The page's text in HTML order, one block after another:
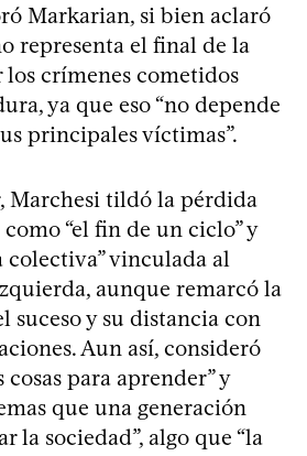
Markarian, si bien aclaró
representa el final de la
crímenes cometidos
ya que eso “no depende
principales víctimas”.
Marchesi tildó la pérdida
“el fin de un ciclo” y
colectiva” vinculada al
aunque remarcó la
y su distancia con
Aun así, consideró
cosas para aprender” y
que una generación
la sociedad”, algo que “la